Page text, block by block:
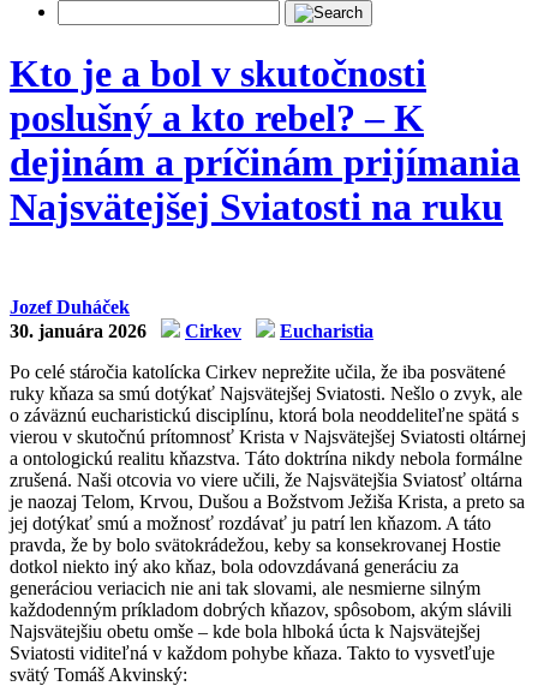
Kto je a bol v skutočnosti
poslušný a kto rebel? – K
dejinám a príčinám prijímania
Najsvätejšej Sviatosti na ruku
Jozef Duháček
30. januára 2026
Cirkev
Eucharistia
Po celé stáročia katolícka Cirkev neprežite učila, že iba posvätené
ruky kňaza sa smú dotýkať Najsvätejšej Sviatosti. Nešlo o zvyk, ale
o záväznú eucharistickú disciplínu, ktorá bola neoddeliteľne spätá s
vierou v skutočnú prítomnosť Krista v Najsvätejšej Sviatosti oltárnej
a ontologickú realitu kňazstva. Táto doktrína nikdy nebola formálne
zrušená. Naši otcovia vo viere učili, že Najsvätejšia Sviatosť oltárna
je naozaj Telom, Krvou, Dušou a Božstvom Ježiša Krista, a preto sa
jej dotýkať smú a možnosť rozdávať ju patrí len kňazom. A táto
pravda, že by bolo svätokrádežou, keby sa konsekrovanej Hostie
dotkol niekto iný ako kňaz, bola odovzdávaná generáciu za
generáciou veriacich nie ani tak slovami, ale nesmierne silným
každodenným príkladom dobrých kňazov, spôsobom, akým slávili
Najsvätejšiu obetu omše – kde bola hlboká úcta k Najsvätejšej
Sviatosti viditeľná v každom pohybe kňaza. Takto to vysvetľuje
svätý Tomáš Akvinský: